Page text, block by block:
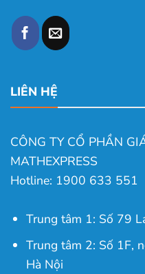
LIÊN HỆ
CÔNG TY CỔ PHẦN
MATHEXPRESS
Hotline: 1900 633 551
Trung tâm 1: Số 79
Trung tâm 2: Số 1F,
Hà Nội